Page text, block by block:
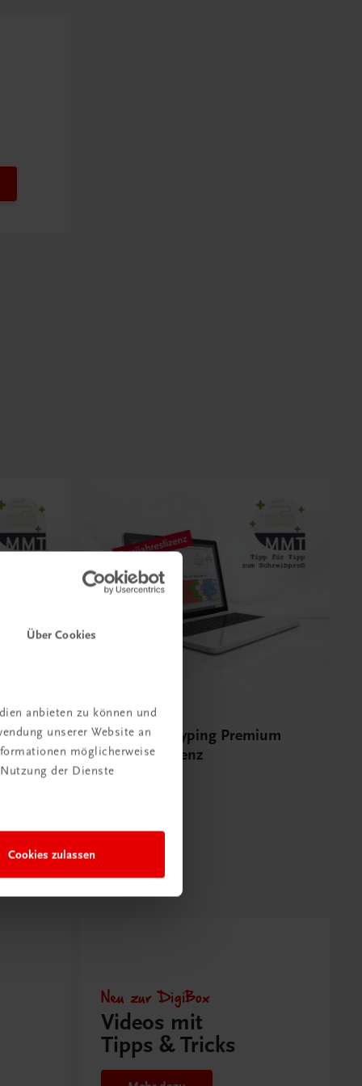
Über Cookies
anbieten zu können und
unserer Website an
möglicherweise
der Dienste
Cookies zulassen
Bildung
Multimedia-Typing Premium
Zweijahreslizenz
Neu zur DigiBox
Videos mit
Tipps & Tricks